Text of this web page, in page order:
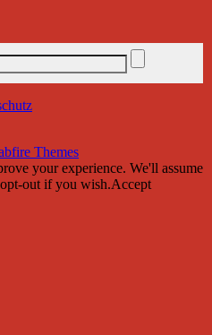
Themes
your experience. We'll assume
out if you wish.Accept